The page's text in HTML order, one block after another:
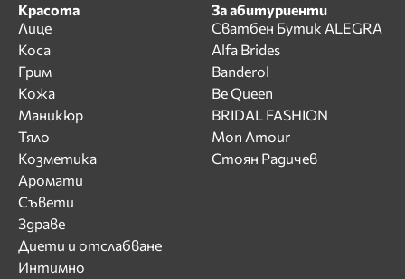
Красота
Лице
Коса
Грим
Кожа
Маникюр
Тяло
Козметика
Аромати
Съвети
Здраве
Диети и отслабване
Интимно
За абитуриенти
Сватбен Бутик ALEGRA
Alfa Brides
Banderol
Be Queen
BRIDAL FASHION
Mon Amour
Стоян Радичев